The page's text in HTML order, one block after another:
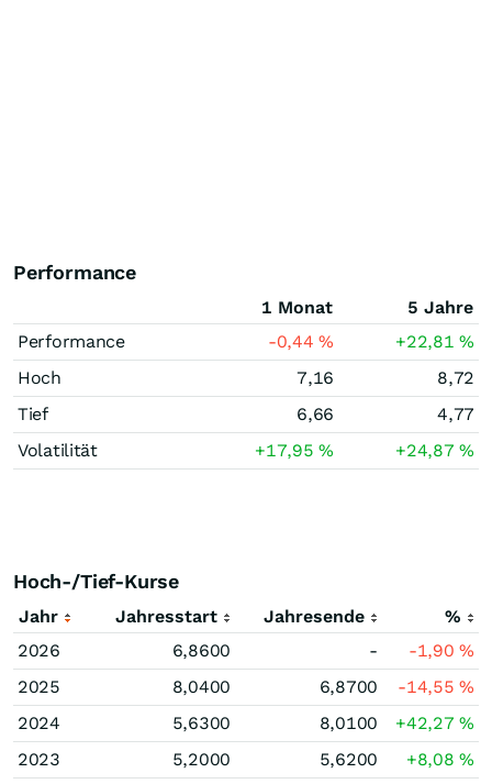
Performance
1 Monat
5 Jahre
Performance
-0,44% +22,81%
Hoch
7,16
8,72
Tief
6,66
4,77
Volatilität
+17,95% +24,87%
Hoch-/Tief-Kurse
Jahr Jahresstart Jahresende
%
2026
6,8600 - -1,90%
2025
8,0400 6,8700 -14,55%
2024
5,6300 8,0100 +42,27%
2023
5,2000 5,6200 +8,08%